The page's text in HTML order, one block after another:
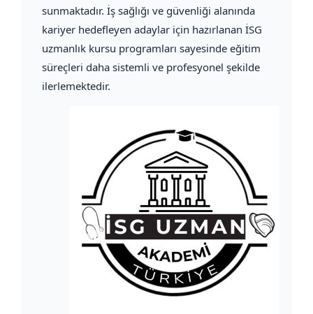
sunmaktadır. İş sağlığı ve güvenliği alanında
kariyer hedefleyen adaylar için hazırlanan İSG
uzmanlık kursu programları sayesinde eğitim
süreçleri daha sistemli ve profesyonel şekilde
ilerlemektedir.